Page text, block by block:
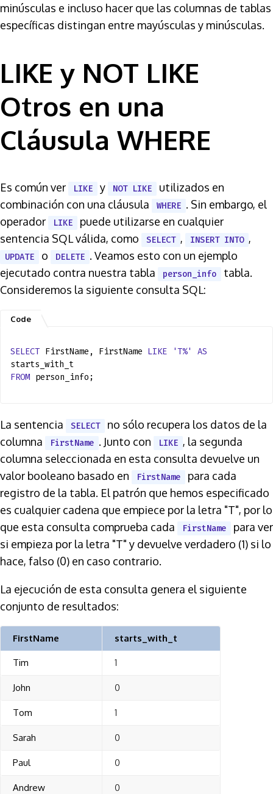
minúsculas e incluso hacer que las columnas de tablas
específicas distingan entre mayúsculas y minúsculas.
LIKE y NOT LIKE
Otros en una
Cláusula WHERE
Es común ver LIKE y NOT LIKE
utilizados en
combinación con una cláusula
WHERE . Sin embargo, el
operador
LIKE
puede utilizarse en cualquier
sentencia SQL válida, como
SELECT , INSERT INTO ,
UPDATE o DELETE . Veamos esto con un ejemplo
ejecutado contra nuestra tabla
person_info
tabla.
Consideremos la siguiente consulta SQL:
SELECT FirstName, FirstName LIKE 'T%'
AS
starts_with_t
FROM person_info;
La sentencia SELECT
no sólo recupera los datos de la
columna
FirstName . Junto con LIKE , la segunda
columna seleccionada en esta consulta devuelve un
valor booleano basado en
FirstName
para cada
registro de la tabla. El patrón que hemos especificado
es cualquier cadena que empiece por la letra "T", por lo
que esta consulta comprueba cada
FirstName
para ver
si empieza por la letra "T" y devuelve verdadero (1) si lo
hace, falso (0) en caso contrario.
La ejecución de esta consulta genera el siguiente
conjunto de resultados:
FirstName starts_with_t
Tim 1
John 0
Tom 1
Sarah 0
Paul 0
Andrew 0